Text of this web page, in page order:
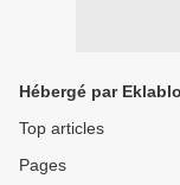
Hébergé par
Top articles
Pages